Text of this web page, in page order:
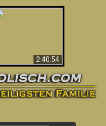
2:40:54